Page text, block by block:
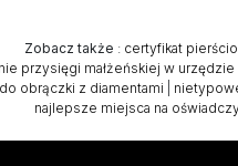
Zobacz także : certyfikat
przysięgi małżeńskiej w
obrączki z diamentami
najlepsze miejsca na